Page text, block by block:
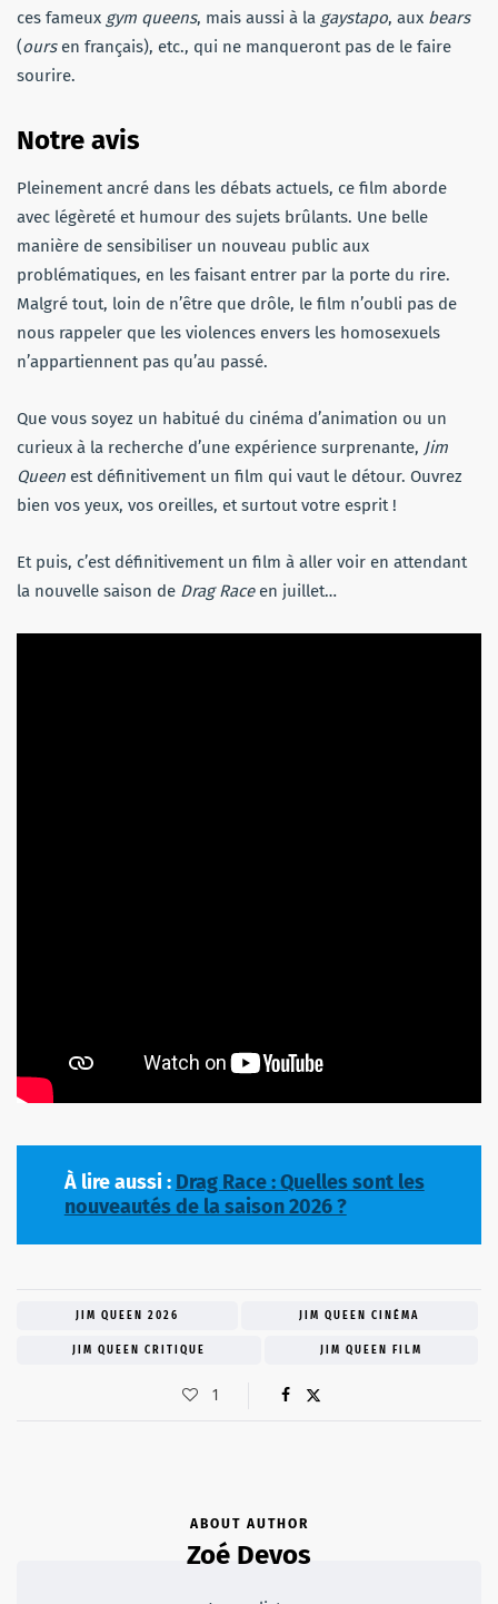
ces fameux gym queens, mais aussi à la gaystapo, aux bears
(ours en français), etc., qui ne manqueront pas de le faire
sourire.
Notre avis
Pleinement ancré dans les débats actuels, ce film aborde
avec légèreté et humour des sujets brûlants. Une belle
manière de sensibiliser un nouveau public aux
problématiques, en les faisant entrer par la porte du rire.
Malgré tout, loin de n’être que drôle, le film n’oubli pas de
nous rappeler que les violences envers les homosexuels
n’appartiennent pas qu’au passé.
Que vous soyez un habitué du cinéma d’animation ou un
curieux à la recherche d’une expérience surprenante, Jim
Queen est définitivement un film qui vaut le détour. Ouvrez
bien vos yeux, vos oreilles, et surtout votre esprit !
Et puis, c’est définitivement un film à aller voir en attendant
la nouvelle saison de Drag Raceen juillet…
À lire aussi : Drag Race : Quelles sont les
nouveautés de la saison 2026 ?
JIM QUEEN 2026 JIM QUEEN CINÉMA
JIM QUEEN CRITIQUE JIM QUEEN FILM
1
ABOUT AUTHOR
Zoé Devos